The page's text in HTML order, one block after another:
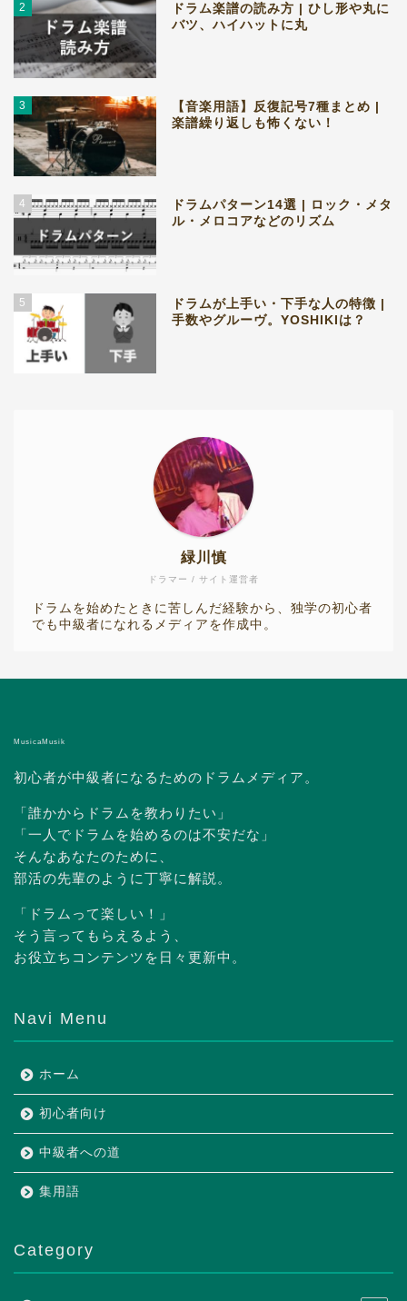
2
ドラム楽譜の読み方 | ひし形や丸に
バツ、ハイハットに丸
3
【音楽用語】反復記号7種まとめ |
楽譜繰り返しも怖くない！
4
ドラムパターン14選 | ロック・メタ
ル・メロコアなどのリズム
5
ドラムが上手い・下手な人の特徴 |
手数やグルーヴ。YOSHIKIは？
ドラマー / サイト運営者
緑川慎
ドラムを始めたときに苦しんだ経験から、独学の初心者
でも中級者になれるメディアを作成中。
MusicaMusik
初心者が中級者になるためのドラムメディア。
「誰かからドラムを教わりたい」
「一人でドラムを始めるのは不安だな」
そんなあなたのために、
部活の先輩のように丁寧に解説。
「ドラムって楽しい！」
そう言ってもらえるよう、
お役立ちコンテンツを日々更新中。
Navi Menu
ホーム
初心者向け
中級者への道
集用語
Category